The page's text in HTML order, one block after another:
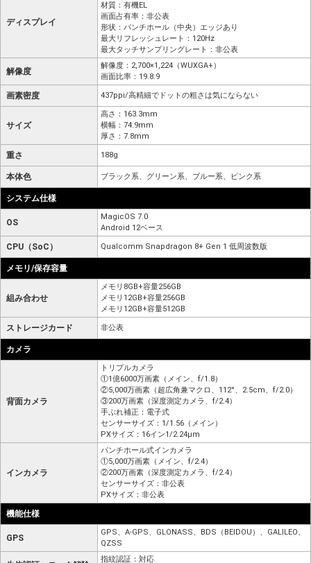
ディスプレイ
材質：有機EL
画面占有率：非公表
形状：パンチホール（中央）エッジあり
最大リフレッシュレート：120Hz
最大タッチサンプリングレート：非公表
解像度
解像度：2,700×1,224（WUXGA+）
画面比率：19.8:9
画素密度 437ppi/高精細でドットの粗さは気にならない
サイズ
高さ：163.3mm
横幅：74.9mm
厚さ：7.8mm
重さ 188g
本体色 ブラック系、グリーン系、ブルー系、ピンク系
システム仕様
OS
MagicOS 7.0
Android 12ベース
CPU（SoC） Qualcomm Snapdragon 8+ Gen 1 低周波数版
メモリ/保存容量
組み合わせ
メモリ8GB+容量256GB
メモリ12GB+容量256GB
メモリ12GB+容量512GB
ストレージカード 非公表
カメラ
背面カメラ
トリプルカメラ
①1億6000万画素（メイン、f/1.8）
②5,000万画素（超広角兼マクロ、112°、2.5cm、f/2.0）
③200万画素（深度測定カメラ、f/2.4）
手ぶれ補正：電子式
センサーサイズ：1/1.56（メイン）
PXサイズ：16イン1/2.24μm
インカメラ
パンチホール式インカメラ
①5,000万画素（メイン、f/2.4）
②200万画素（深度測定カメラ、f/2.4）
センサーサイズ：非公表
PXサイズ：非公表
機能仕様
GPS
GPS、A-GPS、GLONASS、BDS（BEIDOU）、GALILEO、
QZSS
指紋認証：対応